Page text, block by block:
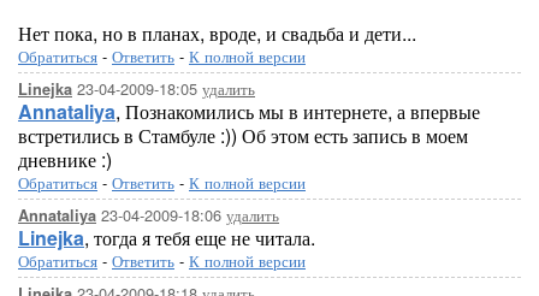
Нет пока, но в планах, вроде, и свадьба и дети...
Обратиться - Ответить - К полной версии
Linejka 23-04-2009-18:05 удалить
Annataliya, Познакомились мы в интернете, а впервые
встретились в Стамбуле :)) Об этом есть запись в моем
дневнике :)
Обратиться - Ответить - К полной версии
Annataliya 23-04-2009-18:06 удалить
Linejka, тогда я тебя еще не читала.
Обратиться - Ответить - К полной версии